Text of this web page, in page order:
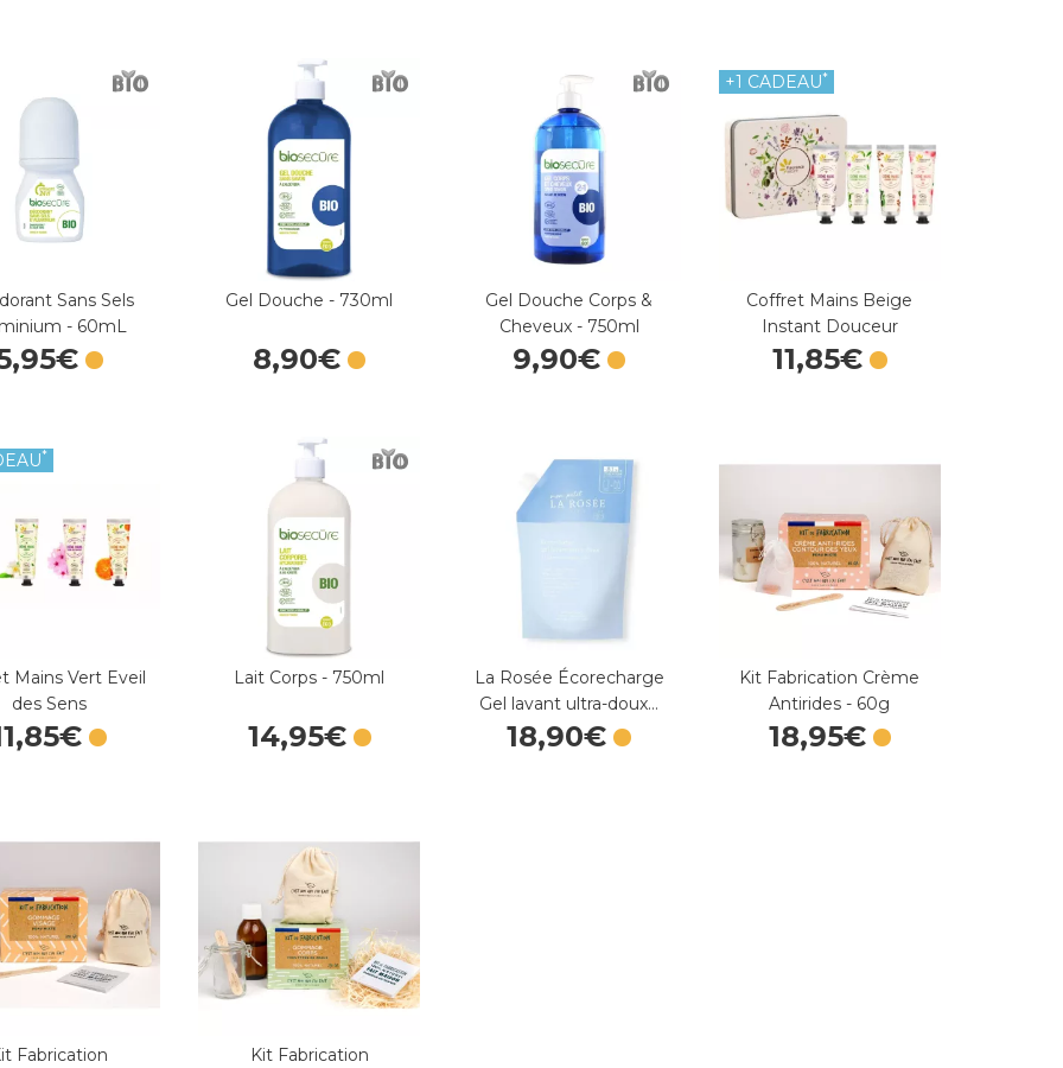
Sans Sels
- 60mL
,95€
Gel Douche - 730ml
8,90€
Gel Douche Corps &
Cheveux - 750ml
9,90€
+1 CADEAU*
Coffret Mains Beige
Instant Douceur
11,85€
*
Mains Vert Eveil
des Sens
,85€
Lait Corps - 750ml
14,95€
La Rosée Écorecharge
Gel lavant ultra-doux…
18,90€
Kit Fabrication Crème
Antirides - 60g
18,95€
Fabrication
Kit Fabrication